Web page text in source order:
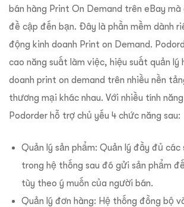
bán hàng Print On Demand trên eBay mà
đề cập đến bạn. Đây là phần mềm dành
động kinh doanh Print on Demand.
cao năng suất làm việc, hiệu suất quản lý
doanh print on demand trên nhiều nền
thương mại khác nhau. Với nhiều tính
Podorder hỗ trợ chủ yếu 4 chức năng sau:
Quản lý sản phẩm: Quản lý đầy đủ các
trong hệ thống sau đó gửi sản phẩm
tùy theo ý muốn của người bán.
Quản lý đơn hàng: Hệ thống đồng bộ